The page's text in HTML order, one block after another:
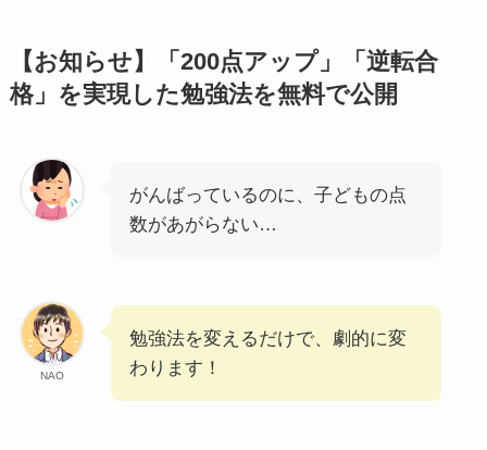
【お知らせ】「200点アップ」「逆転合
格」を実現した勉強法を無料で公開
がんばっているのに、子どもの点
数があがらない…
NAO
勉強法を変えるだけで、劇的に変
わります！